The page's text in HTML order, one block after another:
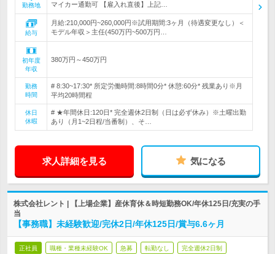
勤務地
マイカー通勤可 【雇入れ直後】上記…
給与
月給:210,000円~260,000円※試用期間:3ヶ月（待遇変更なし）＜
モデル年収＞主任(450万円~500万円…
初年度
年収
380万円～450万円
勤務
時間
# 8:30~17:30* 所定労働時間:8時間0分* 休憩:60分* 残業あり※月
平均20時間程
休日
休暇
# ★年間休日:120日* 完全週休2日制（日は必ず休み）※土曜出勤
あり（月1~2日程/当番制）、そ…
求人詳細を見る 気になる
株式会社レント | 【上場企業】産休育休＆時短勤務OK/年休125日/充実の手
当
【事務職】未経験歓迎/完休2日/年休125日/賞与6.6ヶ月
正社員 職種・業種未経験OK 急募 転勤なし 完全週休2日制